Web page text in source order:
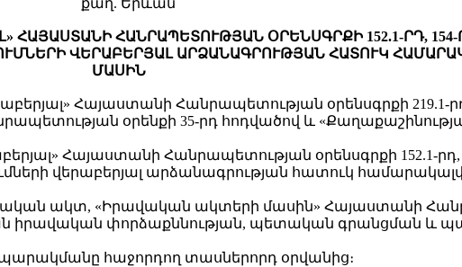
քաղ. Երևան
ՀԱՆՐԱՊԵՏՈՒԹՅԱՆ ՕՐԵՆՍԳՐՔԻ 152.1-ՐԴ, 154-
ՎԵՐԱԲԵՐՅԱԼ ԱՐՁԱՆԱԳՐՈՒԹՅԱՆ ՀԱՏՈՒԿ
ՄԱՍԻՆ
Հայաստանի Հանրապետության օրենսգրքի 219.1-րդ
օրենքի 35-րդ հոդվածով և
Հայաստանի Հանրապետության օրենսգրքի 152.1-րդ,
վերաբերյալ արձանագրության հատուկ
ակտ, «Իրավական ակտերի մասին» Հայաստանի
իրավական փորձաքննության, պետական գրանցման և
հաջորդող տասներորդ օրվանից։